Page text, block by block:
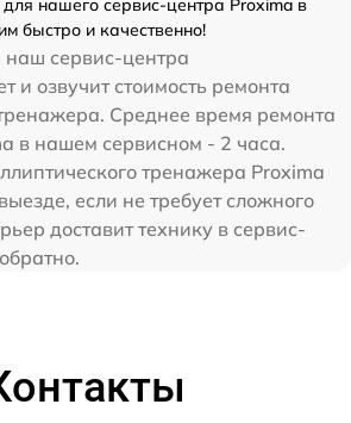
нашего сервис-центра Proxima в
быстро и качественно!
наш сервис-центра
и озвучит стоимость ремонта
Среднее время ремонта
в нашем сервисном - 2 часа.
тренажера Proxima
если не требует сложного
доставит технику в сервис-